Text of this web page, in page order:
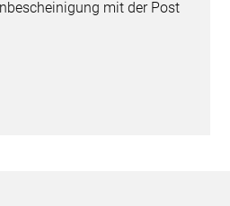
mit der Post